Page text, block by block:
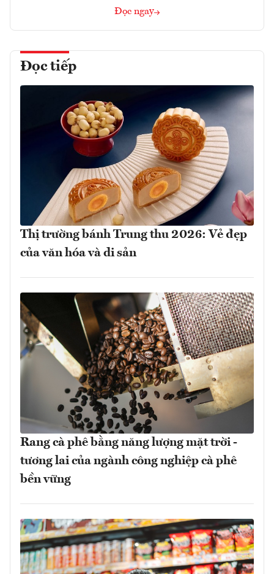
Đọc ngay
Đọc tiếp
Thị trường bánh Trung thu 2026: Vẻ đẹp
của văn hóa và di sản
Rang cà phê bằng năng lượng mặt trời -
tương lai của ngành công nghiệp cà phê
bền vững